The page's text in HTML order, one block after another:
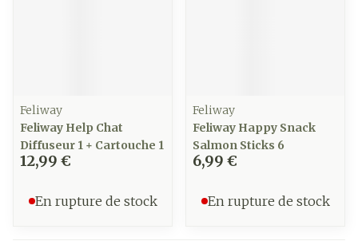
Feliway
Feliway Help Chat
Diffuseur 1 + Cartouche 1
12,99 €
En rupture de stock
Feliway
Feliway Happy Snack
Salmon Sticks 6
6,99 €
En rupture de stock